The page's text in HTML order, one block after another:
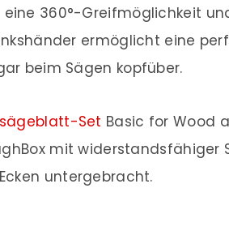
360°-Greifmöglichkeit
ermöglicht eine
beim Sägen kopfüber.
Set Basic for Wood
mit widerstandsfähiger
untergebracht.